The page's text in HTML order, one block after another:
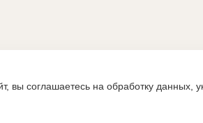
текстом, графикой, фотографиями,
вы соглашаетесь на обработку данных,